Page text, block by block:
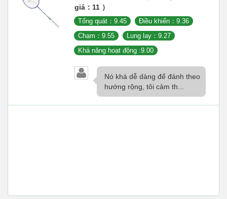
giá：11 ）
Tổng quát：9.45
Điều khiển：9.36
Chạm：9.55
Lung lay：9.27
Khả năng hoạt động :9.00
Nó khá dễ dàng để đánh theo
hướng rộng, tôi cảm th...